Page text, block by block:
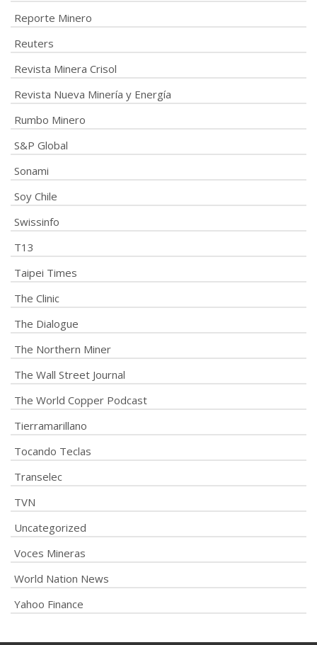
Reporte Minero
Reuters
Revista Minera Crisol
Revista Nueva Minería y Energía
Rumbo Minero
S&P Global
Sonami
Soy Chile
Swissinfo
T13
Taipei Times
The Clinic
The Dialogue
The Northern Miner
The Wall Street Journal
The World Copper Podcast
Tierramarillano
Tocando Teclas
Transelec
TVN
Uncategorized
Voces Mineras
World Nation News
Yahoo Finance